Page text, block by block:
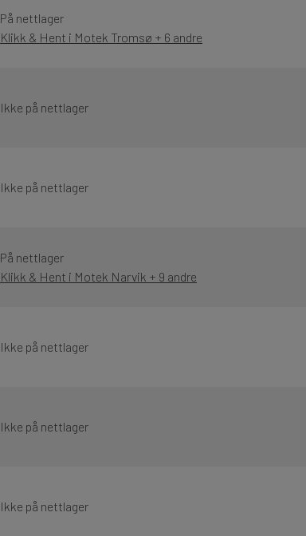
På nettlager
Klikk & Hent i Motek Tromsø + 6 andre
Ikke på nettlager
Ikke på nettlager
På nettlager
Klikk & Hent i Motek Narvik + 9 andre
Ikke på nettlager
Ikke på nettlager
Ikke på nettlager